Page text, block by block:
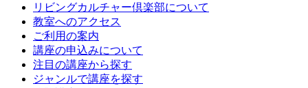
リビングカルチャー倶楽部について
教室へのアクセス
ご利用の案内
講座の申込みについて
注目の講座から探す
ジャンルで講座を探す